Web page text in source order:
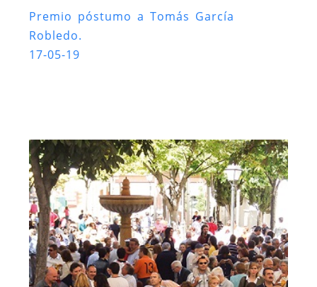
Premio póstumo a Tomás García
Robledo.
17-05-19